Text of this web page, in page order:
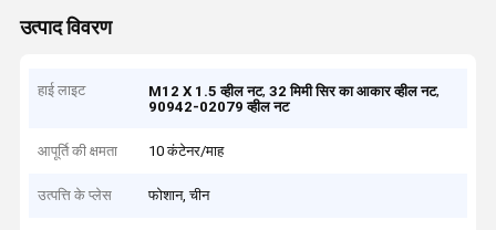
उत्पाद विवरण
हाई लाइट M12 X 1.5 व्हील नट,32 मिमी सिर का आकार व्हील नट,
90942-02079 व्हील नट
आपूर्ति की क्षमता 10 कंटेनर/माह
उत्पत्ति के प्लेस फोशान, चीन